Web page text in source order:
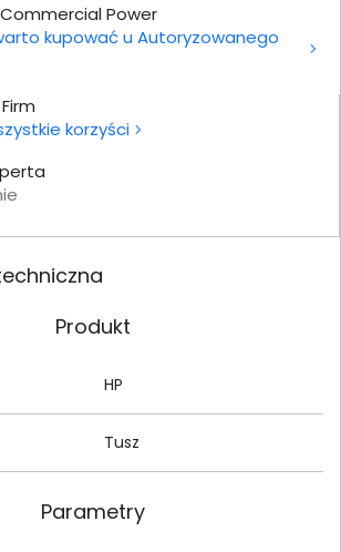
korzyści
Power
kupować u Autoryzowanego
Produkt
HP
Tusz
Parametry